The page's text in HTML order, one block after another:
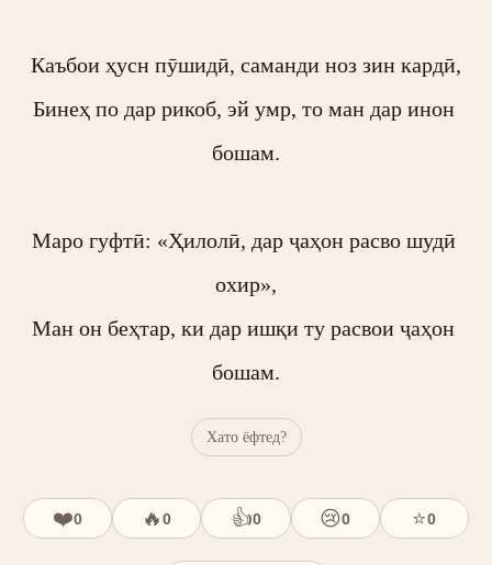
Каъбои ҳусн пӯшидӣ, саманди ноз зин кардӣ,
Бинеҳ по дар рикоб, эй умр, то ман дар инон
бошам.
Маро гуфтӣ: «Ҳилолӣ, дар ҷаҳон расво шудӣ
охир»,
Ман он беҳтар, ки дар ишқи ту расвои ҷаҳон
бошам.
Хато ёфтед?
❤️0 🔥0 👍0 😢0 ⭐0